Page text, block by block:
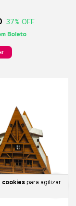
cookies para agilizar
37% OFF
Boleto